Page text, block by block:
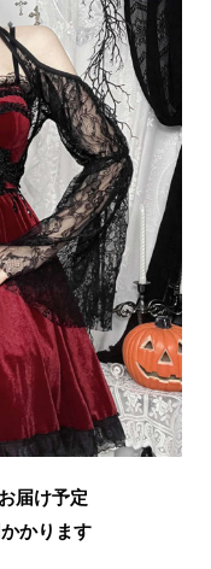
届け予定
かかります